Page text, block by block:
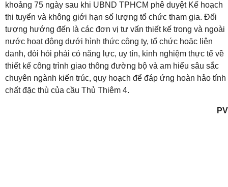
khoảng 75 ngày sau khi UBND TPHCM phê duyệt Kế hoạch
thi tuyển và không giới hạn số lượng tổ chức tham gia. Đối
tượng hướng đến là các đơn vị tư vấn thiết kế trong và ngoài
nước hoạt động dưới hình thức công ty, tổ chức hoặc liên
danh, đòi hỏi phải có năng lực, uy tín, kinh nghiệm thực tế về
thiết kế công trình giao thông đường bộ và am hiểu sâu sắc
chuyên ngành kiến trúc, quy hoạch để đáp ứng hoàn hảo tính
chất đặc thù của cầu Thủ Thiêm 4.
PV